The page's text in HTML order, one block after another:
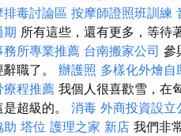
排毒討論區 按摩師證照班訓練
期 所有這些，還有更多，等待
務所專業推薦 台南搬家公司 參
職了。 辦護照 多樣化外燴自
療程推薦 我個人很喜歡雪，在
超級的。 消毒 外商投資設立
助 塔位 護理之家 新店 我們非